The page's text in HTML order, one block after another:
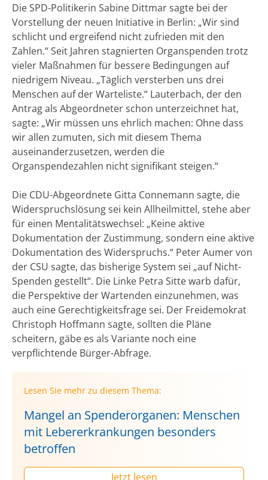
Die SPD-Politikerin Sabine Dittmar sagte bei der
Vorstellung der neuen Initiative in Berlin: „Wir sind
schlicht und ergreifend nicht zufrieden mit den
Zahlen.“ Seit Jahren stagnierten Organspenden trotz
vieler Maßnahmen für bessere Bedingungen auf
niedrigem Niveau. „Täglich versterben uns drei
Menschen auf der Warteliste.“ Lauterbach, der den
Antrag als Abgeordneter schon unterzeichnet hat,
sagte: „Wir müssen uns ehrlich machen: Ohne dass
wir allen zumuten, sich mit diesem Thema
auseinanderzusetzen, werden die
Organspendezahlen nicht signifikant steigen.“
Die CDU-Abgeordnete Gitta Connemann sagte, die
Widerspruchslösung sei kein Allheilmittel, stehe aber
für einen Mentalitätswechsel: „Keine aktive
Dokumentation der Zustimmung, sondern eine aktive
Dokumentation des Widerspruchs.“ Peter Aumer von
der CSU sagte, das bisherige System sei „auf Nicht-
Spenden gestellt“. Die Linke Petra Sitte warb dafür,
die Perspektive der Wartenden einzunehmen, was
auch eine Gerechtigkeitsfrage sei. Der Freidemokrat
Christoph Hoffmann sagte, sollten die Pläne
scheitern, gäbe es als Variante noch eine
verpflichtende Bürger-Abfrage.
Lesen Sie mehr zu diesem Thema:
Mangel an Spenderorganen: Menschen
mit Lebererkrankungen besonders
betroffen
Jetzt lesen